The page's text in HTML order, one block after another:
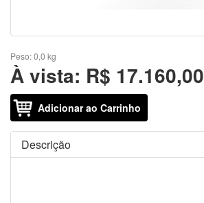
Peso:0,0 kg
À vista: R$ 17.160,00
Adicionar ao Carrinho
Descrição